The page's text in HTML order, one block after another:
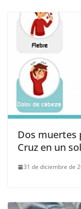
Dos muertes
Cruz en un
31 de diciembre de